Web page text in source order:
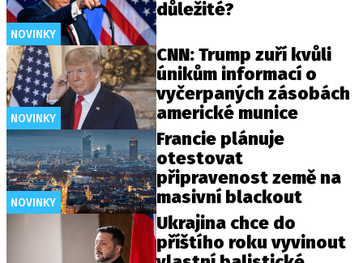
NOVINKY
důležité?
NOVINKY
CNN: Trump zuří kvůli
únikům informací o
vyčerpaných zásobách
americké munice
NOVINKY
Francie plánuje
otestovat
připravenost země na
masivní blackout
Ukrajina chce do
příštího roku vyvinout